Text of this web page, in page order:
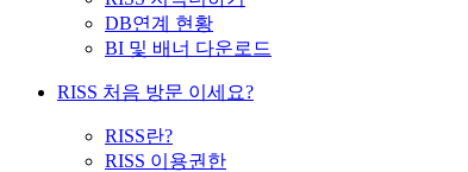
DB연계 현황
BI 및 배너 다운로드
RISS 처음 방문 이세요?
RISS란?
RISS 이용권한